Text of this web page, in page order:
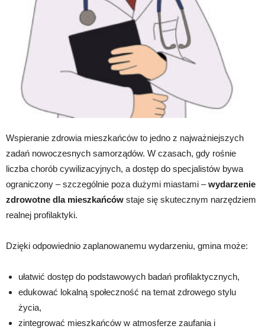
Wspieranie zdrowia mieszkańców to jedno z najważniejszych
zadań nowoczesnych samorządów. W czasach, gdy rośnie
liczba chorób cywilizacyjnych, a dostęp do specjalistów bywa
ograniczony – szczególnie poza dużymi miastami –wydarzenie
zdrowotne dla mieszkańców staje się skutecznym narzędziem
realnej profilaktyki.
Dzięki odpowiednio zaplanowanemu wydarzeniu, gmina może:
ułatwić dostęp do podstawowych badań profilaktycznych,
edukować lokalną społeczność na temat zdrowego stylu
życia,
zintegrować mieszkańców w atmosferze zaufania i